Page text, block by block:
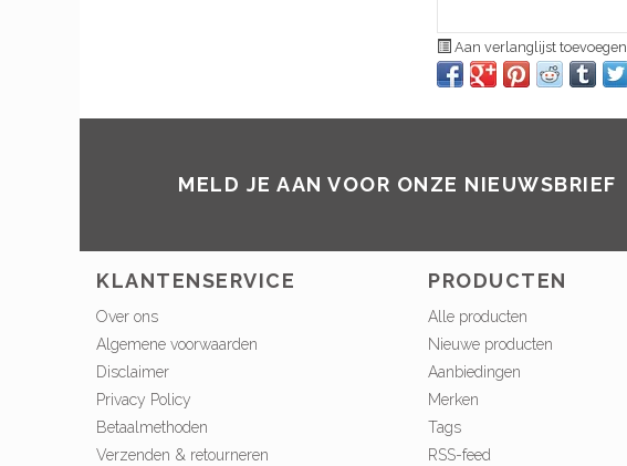
Aan verlanglijst toevoegen
MELD JE AAN VOOR ONZE NIEUWSBRIEF
KLANTENSERVICE
Over ons
Algemene voorwaarden
Disclaimer
Privacy Policy
Betaalmethoden
Verzenden & retourneren
PRODUCTEN
Alle producten
Nieuwe producten
Aanbiedingen
Merken
Tags
RSS-feed